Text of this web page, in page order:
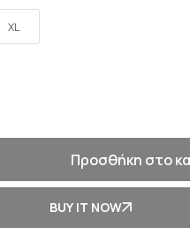
XL
Προσθήκη στο
BUY IT NOW